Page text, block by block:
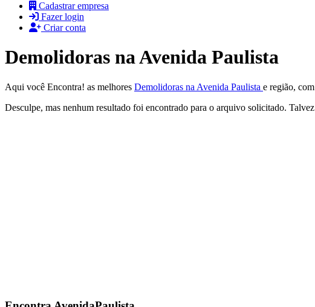
Cadastrar empresa
Fazer login
Criar conta
Demolidoras na Avenida Paulista
Aqui você Encontra! as melhores Demolidoras na Avenida Paulista e região,
Desculpe, mas nenhum resultado foi encontrado para o arquivo solicitado.